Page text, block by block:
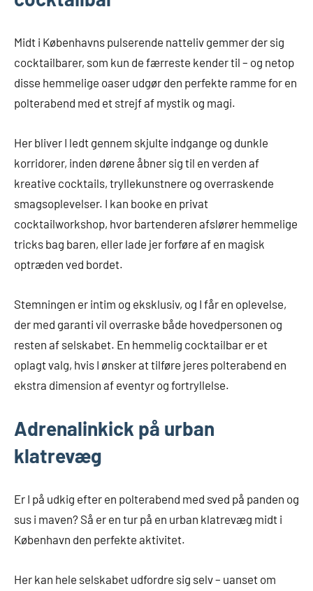
Midt i Københavns pulserende natteliv gemmer der sig
cocktailbarer, som kun de færreste kender til – og netop
disse hemmelige oaser udgør den perfekte ramme for en
polterabend med et strejf af mystik og magi.
Her bliver I ledt gennem skjulte indgange og dunkle
korridorer, inden dørene åbner sig til en verden af
kreative cocktails, tryllekunstnere og overraskende
smagsoplevelser. I kan booke en privat
cocktailworkshop, hvor bartenderen afslører hemmelige
tricks bag baren, eller lade jer forføre af en magisk
optræden ved bordet.
Stemningen er intim og eksklusiv, og I får en oplevelse,
der med garanti vil overraske både hovedpersonen og
resten af selskabet. En hemmelig cocktailbar er et
oplagt valg, hvis I ønsker at tilføre jeres polterabend en
ekstra dimension af eventyr og fortryllelse.
Adrenalinkick på urban
klatrevæg
Er I på udkig efter en polterabend med sved på panden og
sus i maven? Så er en tur på en urban klatrevæg midt i
København den perfekte aktivitet.
Her kan hele selskabet udfordre sig selv – uanset om